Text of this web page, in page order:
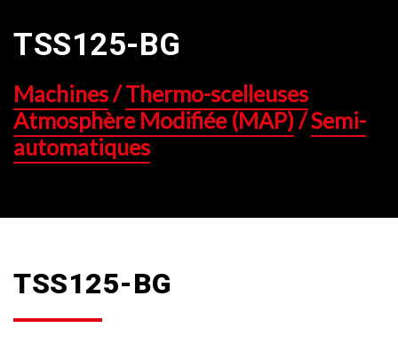
TSS125-BG
Machines/Thermo-scelleuses
Atmosphère Modifiée (MAP)/Semi-
automatiques
TSS125-BG